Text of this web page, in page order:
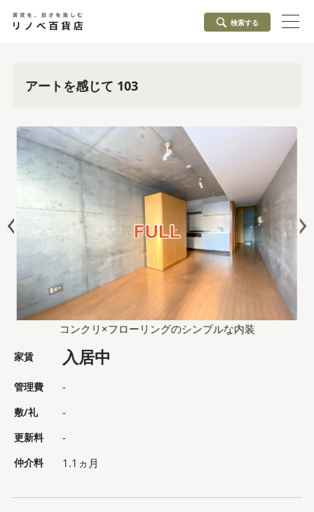
検索する
アートを感じて 103
コンクリ×フローリングのシンプルな内装
家賃 入居中
管理費 -
敷/礼 -
更新料 -
仲介料 1.1ヵ月